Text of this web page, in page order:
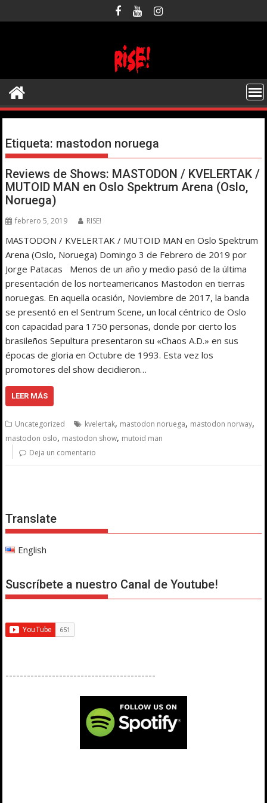
al
Etiqueta: mastodon noruega
Reviews de Shows: MASTODON / KVELERTAK /
MUTOID MAN en Oslo Spektrum Arena (Oslo,
Noruega)
febrero 5, 2019 RISE!
MASTODON / KVELERTAK / MUTOID MAN en Oslo Spektrum
Arena (Oslo, Noruega) Domingo 3 de Febrero de 2019 por
Jorge Patacas Menos de un año y medio pasó de la última
presentación de los norteamericanos Mastodon en tierras
noruegas. En aquella ocasión, Noviembre de 2017, la banda
se presentó en el Sentrum Scene, un local céntrico de Oslo
con capacidad para 1750 personas, donde por cierto los
brasileños Sepultura presentaron su «Chaos A.D.» en sus
épocas de gloria en Octubre de 1993. Esta vez los
promotores del show decidieron…
LEER MÁS
Uncategorized kvelertak, mastodon noruega, mastodon norway,
mastodon oslo, mastodon show, mutoid man
Deja un comentario
Translate
English
Suscríbete a nuestro Canal de Youtube!
------------------------------------------